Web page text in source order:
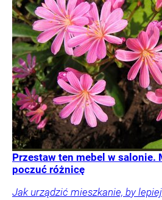
Przestaw ten mebel w salonie.
poczuć różnicę
Jak urządzić mieszkanie, by